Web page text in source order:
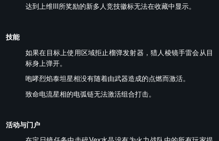
达到上维III所奖励的新多人竞技徽标无法在收藏中显示。
技能
如果在目标上使用区域拒止榴弹发射器，猎人棱镜手雷会从目
标身上弹开。
咆哮烈焰泰坦星相没有随着由武器造成的点燃而激活。
致命电流星相的电弧链无法激活组合打击。
活动与门户